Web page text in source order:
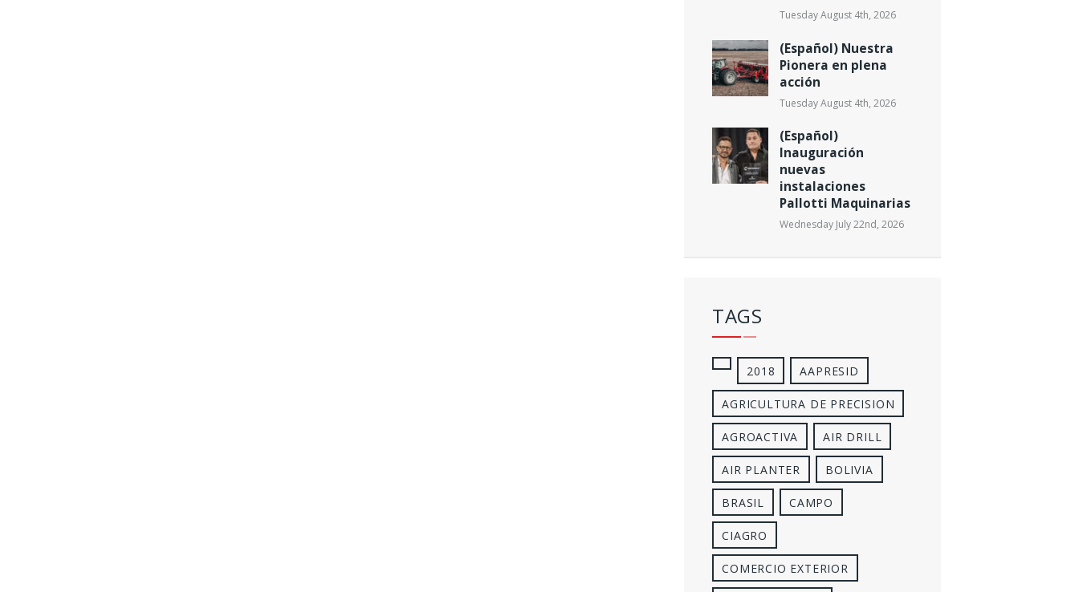
Tuesday August 4th, 2026
(Español) Nuestra
Pionera en plena
acción
Tuesday August 4th, 2026
(Español)
Inauguración
nuevas
instalaciones
Pallotti Maquinarias
Wednesday July 22nd, 2026
TAGS
2018 AAPRESID
AGRICULTURA DE PRECISION
AGROACTIVA AIR DRILL
AIR PLANTER BOLIVIA
BRASIL CAMPO
CIAGRO
COMERCIO EXTERIOR